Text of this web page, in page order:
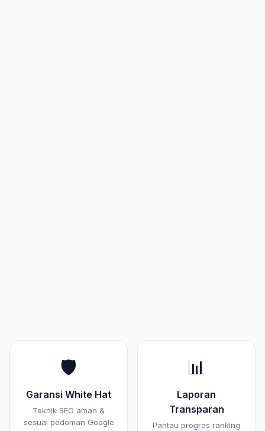
🛡️
Garansi White Hat
Teknik SEO aman &
sesuai pedoman Google
📊
Laporan
Transparan
Pantau progres ranking